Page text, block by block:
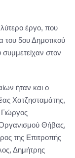
έργο, που
του 5ου Δημοτικού
στον
ήταν και ο
Χατζησταμάτης,
Θήβας,
της Επιτροπής
Δημήτρης